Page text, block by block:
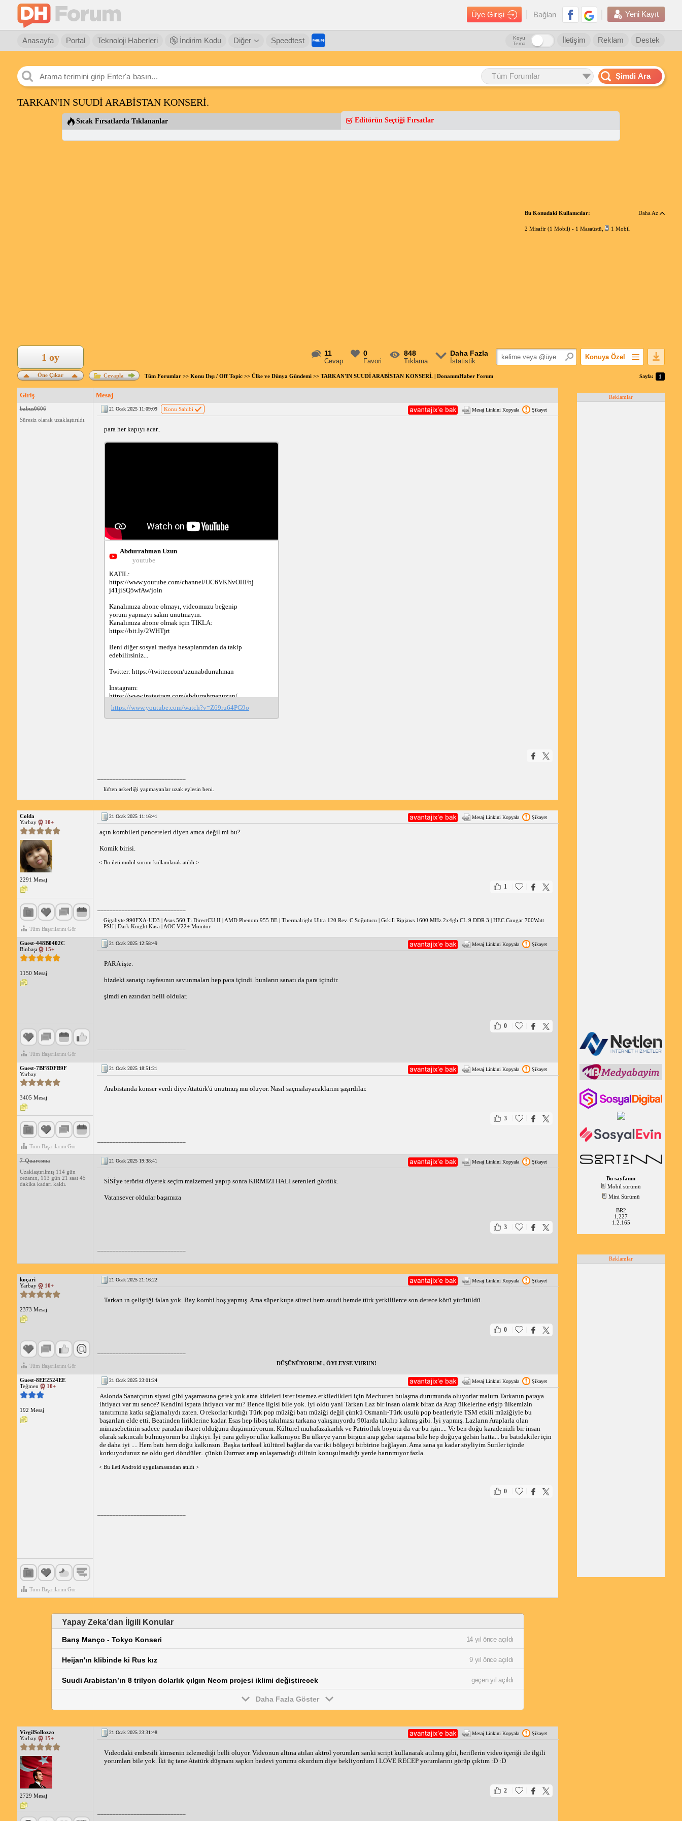
Üye Girişi Bağlan Yeni Kayıt
Anasayfa Portal Teknoloji Haberleri İndirim Kodu Diğer Speedtest Destek
Reklam
İletişim
Koyu
Tema
Tüm Forumlar Şimdi Ara
TARKAN'IN SUUDİ ARABİSTAN KONSERİ.
Sıcak Fırsatlarda Tıklananlar Editörün Seçtiği Fırsatlar
Bu Konudaki Kullanıcılar: Daha Az
2 Misafir (1 Mobil) - 1 Masaüstü 1 Mobil
11
Cevap
0
Favori
848
Tıklama
Daha Fazla
İstatistik
Konuya Özel
Popüler Mesajlar
Öne Çıkar
1 oy
Cevapla Tüm Forumlar>> Konu Dışı / Off Topic>> Ülke ve Dünya Gündemi>> TARKAN'IN SUUDİ ARABİSTAN KONSERİ. | DonanımHaber Forum Sayfa: 1
Giriş Mesaj
babus0606
Süresiz olarak uzaklaştırıldı.
21 Ocak 2025 11:09:09 Konu Sahibi Mesaj Linkini Kopyala Şikayet
para her kapıyı acar..
Abdurrahman Uzun
youtube
KATIL:
https://www.youtube.com/channel/UC6VKNvOHFbj
j41jiSQ5wfAw/join
Kanalımıza abone olmayı, videomuzu beğenip
yorum yapmayı sakın unutmayın.
Kanalımıza abone olmak için TIKLA:
https://bit.ly/2WHTjrt
Beni diğer sosyal medya hesaplarımdan da takip
edebilirsiniz...
Twitter: https://twitter.com/uzunabdurrahman
Instagram:
https://www.instagram.com/abdurrahmanuzun/
Facebook:
https://www.facebook.com/uzunabdurrahman/
https://www.youtube.com/watch?v=Z69ru64PG9o
lüften askerliği yapmayanlar uzak eylesin beni.
Colda
Yarbay
10+
2291 Mesaj
Tüm Başarılarını Gör
21 Ocak 2025 11:16:41 Mesaj Linkini Kopyala Şikayet
açın kombileri pencereleri diyen amca değil mi bu?
Komik birisi.
< Bu ileti mobil sürüm kullanılarak atıldı >
1
Gigabyte 990FXA-UD3 | Asus 560 Ti DirectCU II | AMD Phenom 955 BE | Thermalright Ultra 120 Rev. C Soğutucu | Gskill Ripjaws 1600 MHz 2x4gb CL 9 DDR 3 | HEC Cougar 700Watt
PSU | Dark Knight Kasa | AOC V22+ Monitör
Guest-448B0402C
Binbaşı
15+
1150 Mesaj
Tüm Başarılarını Gör
21 Ocak 2025 12:58:49 Mesaj Linkini Kopyala Şikayet
PARA işte.
bizdeki sanatçı tayfasının savunmaları hep para içindi. bunların sanatı da para içindir.
şimdi en azından belli oldular.
0
Guest-7BF8DFB9F
Yarbay
3405 Mesaj
Tüm Başarılarını Gör
21 Ocak 2025 18:51:21 Mesaj Linkini Kopyala Şikayet
Arabistanda konser verdi diye Atatürk'ü unutmuş mu oluyor. Nasıl saçmalayacaklarını şaşırdılar.
3
7-Quaresma
Uzaklaştırılmış 114 gün
cezanın, 113 gün 21 saat 45
dakika kadarı kaldı.
21 Ocak 2025 19:38:41 Mesaj Linkini Kopyala Şikayet
SİSİ'ye terörist diyerek seçim malzemesi yapıp sonra KIRMIZI HALI serenleri gördük.
Vatansever oldular başımıza
3
koçari
Yarbay
10+
2373 Mesaj
Tüm Başarılarını Gör
21 Ocak 2025 21:16:22 Mesaj Linkini Kopyala Şikayet
Tarkan ın çeliştiği falan yok. Bay kombi boş yapmış. Ama süper kupa süreci hem suudi hemde türk yetkililerce son derece kötü yürütüldü.
0
DÜŞÜNÜYORUM , ÖYLEYSE VURUN!
Guest-8EE2524EE
Teğmen
10+
192 Mesaj
Tüm Başarılarını Gör
21 Ocak 2025 23:01:24 Mesaj Linkini Kopyala Şikayet
Aslonda Sanatçının siyasi gibi yaşamasına gerek yok ama kitleleri ister istemez etkiledikleri için Mecburen bulaşma durumunda oluyorlar malum Tarkanın paraya
ihtiyacı var mı sence? Kendini ispata ihtiyacı var mı? Bence ilgisi bile yok. İyi oldu yani Tarkan Laz bir insan olarak biraz da Arap ülkelerine erişip ülkemizin
tanıtımına katkı sağlamalıydı zaten. O rekorlar kırdığı Türk pop müziği batı müziği değil çünkü Osmanlı-Türk usulü pop beatleriyle TSM etkili müziğiyle bu
başarıları elde etti. Beatinden liriklerine kadar. Esas hep liboş takılması tarkana yakışmıyordu 90larda takılıp kalmış gibi. İyi yapmış. Lazların Araplarla olan
münasebetinin sadece paradan ibaret olduğunu düşünmüyorum. Kültürel muhafazakarlık ve Patriotluk boyutu da var bu işin.... Ve ben doğu karadenizli bir insan
olarak sakıncalı bulmuyorum bu ilişkiyi. İyi para geliyor ülke kalkınıyor. Bu ülkeye yarın birgün arap gelse taşınsa bile hep doğuya gelsin hatta... bu batıdakiler için
de daha iyi .... Hem batı hem doğu kalkınsın. Başka tarihsel kültürel bağlar da var iki bölgeyi birbirine bağlayan. Ama sana şu kadar söyliyim Suriler içinde
korkuyodunuz ne oldu geri döndüler.. çünkü Durmaz arap anlaşamadığı dilinin konuşulmadığı yerde barınmıyor fazla.
< Bu ileti Android uygulamasından atıldı >
0
Yapay Zeka’dan İlgili Konular
Barış Manço - Tokyo Konseri 14 yıl önce açıldı
Heijan'ın klibinde ki Rus kız 9 yıl önce açıldı
Suudi Arabistan’ın 8 trilyon dolarlık çılgın Neom projesi iklimi değiştirecek geçen yıl açıldı
Daha Fazla Göster
VirgilSollozzo
Yarbay
15+
2729 Mesaj
21 Ocak 2025 23:31:48 Mesaj Linkini Kopyala Şikayet
Vıdeodaki embesili kimsenin izlemediği belli oluyor. Videonun altına atılan aktrol yorumları sanki script kullanarak atılmış gibi, heriflerin video içeriği ile ilgili
yorumları bile yok. İki üç tane Atatürk düşmanı sapkın bedevi yorumu okurdum diye bekliyordum I LOVE RECEP yorumlarını görüp çıktım :D :D
2
Reklamlar
Bu sayfanın
Mobil sürümü
Mini Sürümü
BR2
1,227
1.2.165
Reklamlar